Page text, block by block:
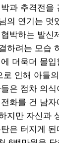
과 추격전을
의 연기는 멋
박하는 발신
하려는 모습
더욱더 몰
로 인해 아들
은 점차 의식
화를 건 남
지만 자신과
은 터지게